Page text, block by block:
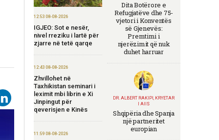
12:53 08-08-2026
IGJEO: Sot e nesër,
nivel rreziku i lartë për
zjarre në tetë qarqe
12:43 08-08-2026
Zhvillohet në
Taxhikistan seminari i
leximit mbi librin e Xi
Jinpingut për
qeverisjen e Kinës
11:59 08-08-2026
Dita Botërore e
Refugjatëve dhe 75-
vjetori i Konventës
së Gjenevës:
Premtimi i
njerëzimit që nuk
duhet harruar
DR. ALBERT RAKIPI, KRYETAR
I AIIS
Shqipëria dhe Spanja
një partneritet
europian